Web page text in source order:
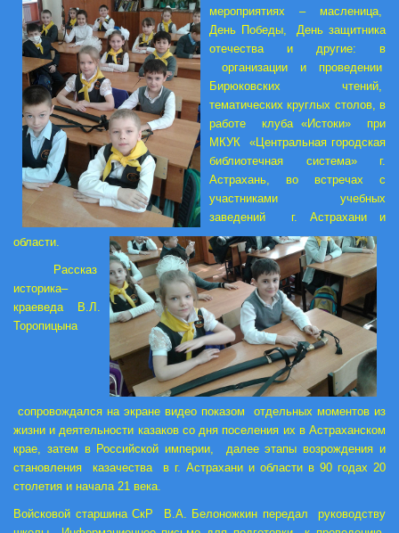
мероприятиях – масленица,
День Победы, День защитника
отечества и другие: в
организации и проведении
Бирюковских чтений,
тематических круглых столов, в
работе клуба «Истоки» при
МКУК «Центральная городская
библиотечная система» г.
Астрахань, во встречах с
участниками учебных
заведений г. Астрахани и
области.
Рассказ
историка–
краеведа В.Л.
Торопицына
сопровождался на экране видео показом отдельных моментов из
жизни и деятельности казаков со дня поселения их в Астраханском
крае, затем в Российской империи, далее этапы возрождения и
становления казачества в г. Астрахани и области в 90 годах 20
столетия и начала 21 века.
Войсковой старшина СкР В.А. Белоножкин передал руководству